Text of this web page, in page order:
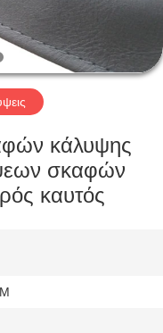
κάλυψης
σκαφών
καυτός